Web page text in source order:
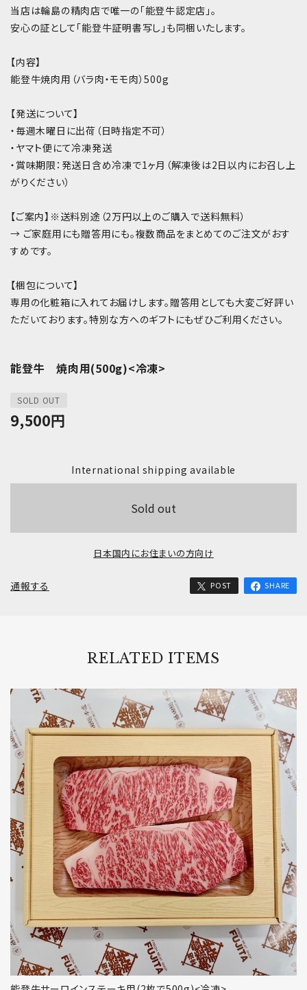
当店は輪島の精肉店で唯一の「能登牛認定店」。
安心の証として「能登牛証明書写し」も同梱いたします。
【内容】
能登牛焼肉用（バラ肉・モモ肉）500g
【発送について】
・毎週木曜日に出荷（日時指定不可）
・ヤマト便にて冷凍発送
・賞味期限：発送日含め冷凍で1ヶ月（解凍後は2日以内にお召し上
がりください）
【ご案内】※送料別途（2万円以上のご購入で送料無料）
→ ご家庭用にも贈答用にも。複数商品をまとめてのご注文がおす
すめです。
【梱包について】
専用の化粧箱に入れてお届けします。贈答用としても大変ご好評い
ただいております。特別な方へのギフトにもぜひご利用ください。
能登牛 焼肉用(500g)<冷凍>
SOLD OUT
9,500円
International shipping available
Sold out
日本国内にお住まいの方向け
通報する POST SHARE
RELATED ITEMS